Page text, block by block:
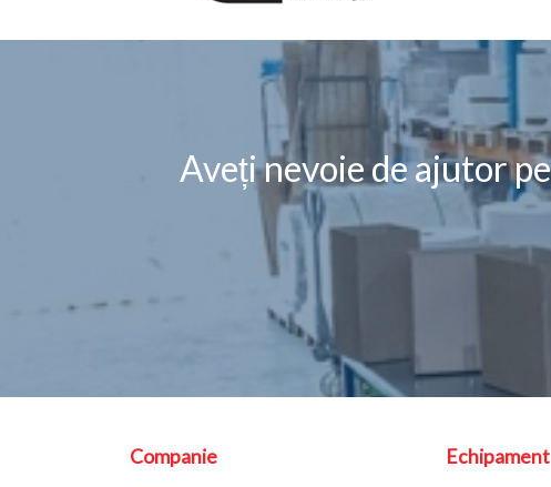
Aveți nevoie de ajutor
Companie Echipament